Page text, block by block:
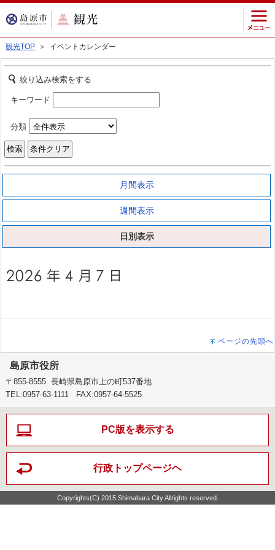
観光TOP ＞ イベントカレンダー
絞り込み検索をする
キーワード
分類
月間表示
週間表示
日別表示
ページの先頭へ
島原市役所
〒855-8555 長崎県島原市上の町537番地
TEL:0957-63-1111 FAX:0957-64-5525
PC版を表示する
行政トップページヘ
Copyrights(C) 2015 Shimabara City Allrights reserved.